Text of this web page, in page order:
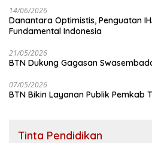
14/06/2026
Danantara Optimistis, Penguatan
Fundamental Indonesia
21/05/2026
BTN Dukung Gagasan
07/05/2026
BTN Bikin Layanan Publik Pemkab
Tinta Pendidikan